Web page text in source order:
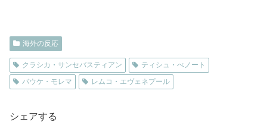
海外の反応
クラシカ・サンセバスティアン
ティシュ・べノート
バウケ・モレマ
レムコ・エヴェネプール
シェアする